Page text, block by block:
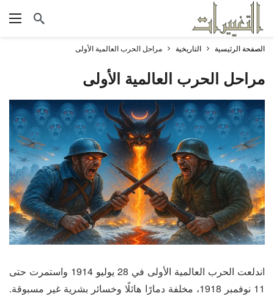
الصفحة الرئيسية التاريخية مراحل الحرب العالمية الأولى
مراحل الحرب العالمية الأولى
اندلعت الحرب العالمية الأولى في 28 يوليو 1914 واستمرت حتى
11 نوفمبر 1918، مخلفة دمارًا هائلًا وخسائر بشرية غير مسبوقة.